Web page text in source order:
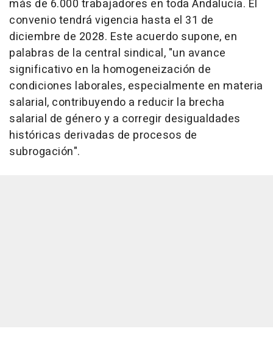
más de 6.000 trabajadores en toda Andalucía. El
convenio tendrá vigencia hasta el 31 de
diciembre de 2028. Este acuerdo supone, en
palabras de la central sindical, "un avance
significativo en la homogeneización de
condiciones laborales, especialmente en materia
salarial, contribuyendo a reducir la brecha
salarial de género y a corregir desigualdades
históricas derivadas de procesos de
subrogación".